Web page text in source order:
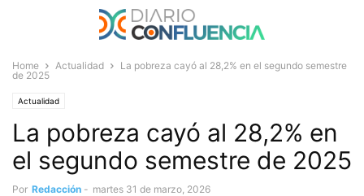
Home Actualidad
La pobreza cayó al 28,2% en el segundo semestre
de 2025
Actualidad
La pobreza cayó al 28,2% en
el segundo semestre de 2025
Por Redacción - martes 31 de marzo, 2026